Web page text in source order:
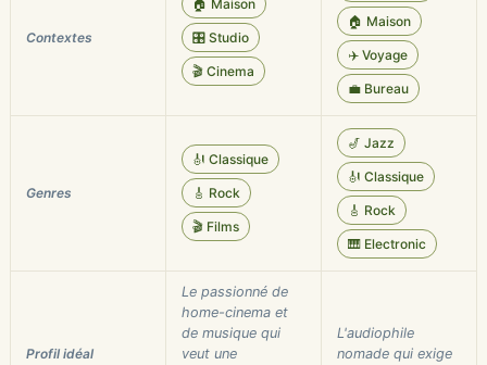
Contextes
🏠 Maison
🎛️ Studio
🎬 Cinema
🏠 Maison
✈️ Voyage
💼 Bureau
Genres
🎻 Classique
🎸 Rock
🎬 Films
🎷 Jazz
🎻 Classique
🎸 Rock
🎹 Electronic
Profil idéal
Le passionné de
home-cinema et
de musique qui
veut une
L'audiophile
nomade qui exige